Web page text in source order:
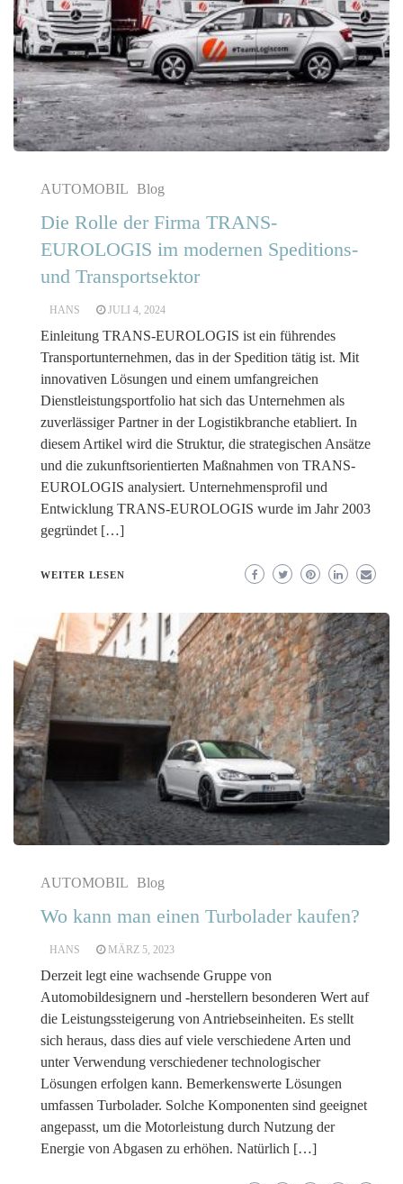
AUTOMOBIL Blog
Die Rolle der Firma TRANS-
EUROLOGIS im modernen Speditions-
und Transportsektor
HANS JULI 4, 2024
Einleitung TRANS-EUROLOGIS ist ein führendes
Transportunternehmen, das in der Spedition tätig ist. Mit
innovativen Lösungen und einem umfangreichen
Dienstleistungsportfolio hat sich das Unternehmen als
zuverlässiger Partner in der Logistikbranche etabliert. In
diesem Artikel wird die Struktur, die strategischen Ansätze
und die zukunftsorientierten Maßnahmen von TRANS-
EUROLOGIS analysiert. Unternehmensprofil und
Entwicklung TRANS-EUROLOGIS wurde im Jahr 2003
gegründet […]
WEITER LESEN
AUTOMOBIL Blog
Wo kann man einen Turbolader kaufen?
HANS MÄRZ 5, 2023
Derzeit legt eine wachsende Gruppe von
Automobildesignern und -herstellern besonderen Wert auf
die Leistungssteigerung von Antriebseinheiten. Es stellt
sich heraus, dass dies auf viele verschiedene Arten und
unter Verwendung verschiedener technologischer
Lösungen erfolgen kann. Bemerkenswerte Lösungen
umfassen Turbolader. Solche Komponenten sind geeignet
angepasst, um die Motorleistung durch Nutzung der
Energie von Abgasen zu erhöhen. Natürlich […]